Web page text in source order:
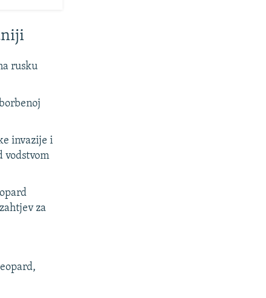
rusku
invazije i
vodstvom
za